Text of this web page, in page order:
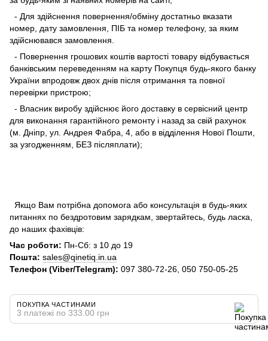
- Для здійснення повернення/обміну достатньо вказати
номер, дату замовлення, ПІБ та номер телефону, за яким
здійснювався замовлення.
- Повернення грошових коштів вартості товару відбувається
банківським переведенням на карту Покупця будь-якого банку
України впродовж двох днів після отримання та повної
перевірки пристрою;
- Власник виробу здійснює його доставку в сервісний центр
для виконання гарантійного ремонту і назад за свій рахунок
(м. Дніпр, ул. Андрея Фабра, 4, або в відділення Нової Пошти,
за узгодженням, БЕЗ післяплати);
Якщо Вам потрібна допомога або консультація в будь-яких
питаннях по бездротовим зарядкам, звертайтесь, будь ласка,
до наших фахівців:
Час роботи: Пн-Сб: з 10 до 19
Пошта: sales@qinetiq.in.ua
Телефон (Viber/Telegram): 097 380-72-26, 050 750-05-25
ПОКУПКА ЧАСТИНАМИ
3 платежі по 333.00 грн